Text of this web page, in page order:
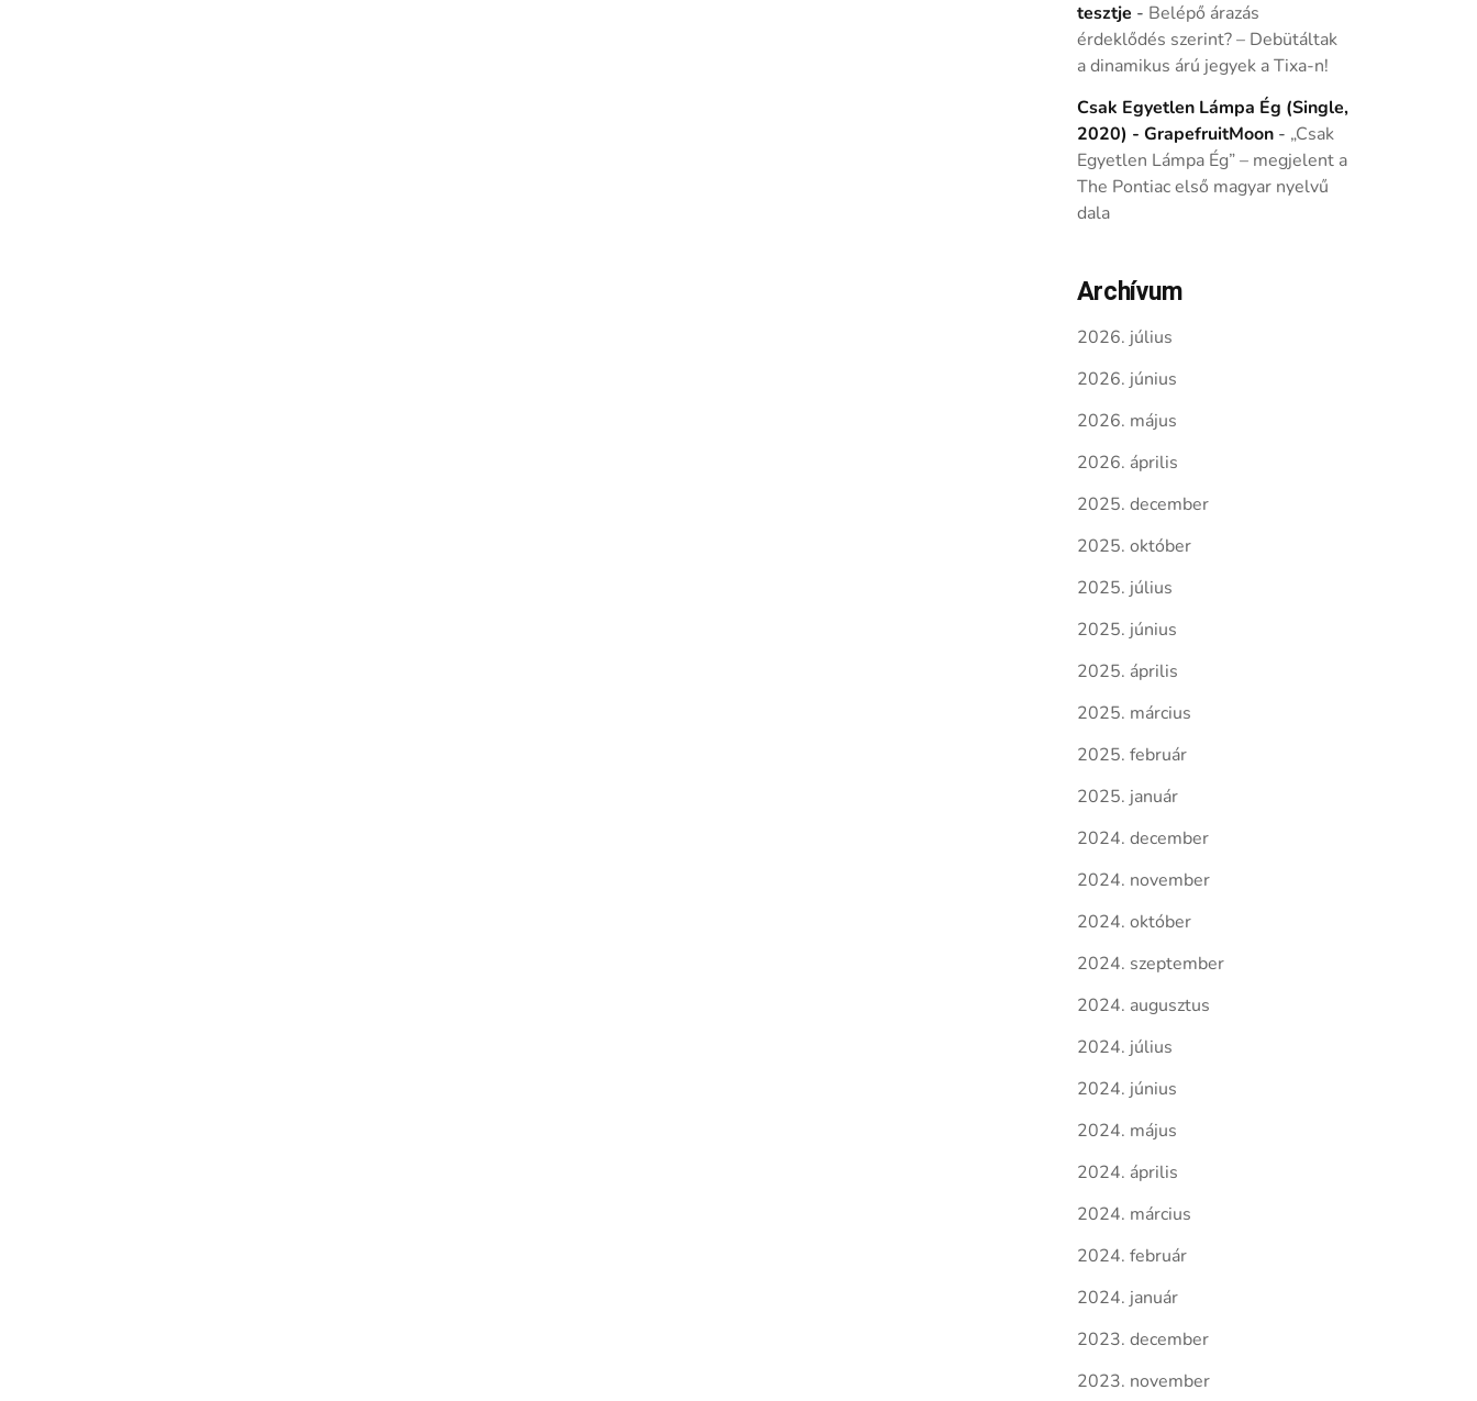
tesztje - Belépő árazás
érdeklődés szerint? – Debütáltak
a dinamikus árú jegyek a Tixa-n!
Csak Egyetlen Lámpa Ég (Single,
2020) - GrapefruitMoon- „Csak
Egyetlen Lámpa Ég” – megjelent a
The Pontiac első magyar nyelvű
dala
Archívum
2026. július
2026. június
2026. május
2026. április
2025. december
2025. október
2025. július
2025. június
2025. április
2025. március
2025. február
2025. január
2024. december
2024. november
2024. október
2024. szeptember
2024. augusztus
2024. július
2024. június
2024. május
2024. április
2024. március
2024. február
2024. január
2023. december
2023. november